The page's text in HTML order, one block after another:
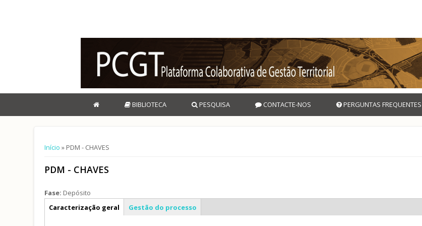
BIBLIOTECA PESQUISA CONTACTE-NOS PERGUNTAS FREQUENTES
Está aqui
Início » PDM - CHAVES
PDM - CHAVES
Fase: Depósito
Info geral
Caracterização geral Gestão do processo